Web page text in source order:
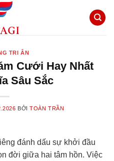
TRI ÂN
Cưới Hay Nhất
Sâu Sắc
BỞITOÀN TRẦN
đánh dấu sự khởi đầu
đời giữa hai tâm hồn. Việc